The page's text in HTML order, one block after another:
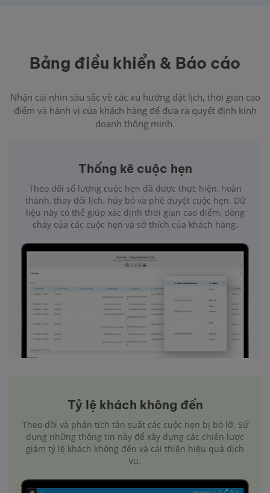
Bảng điều khiển & Báo cáo
Nhận cái nhìn sâu sắc về các xu hướng đặt lịch, thời gian cao
điểm và hành vi của khách hàng để đưa ra quyết định kinh
doanh thông minh.
Thống kê cuộc hẹn
Theo dõi số lượng cuộc hẹn đã được thực hiện, hoàn
thành, thay đổi lịch, hủy bỏ và phê duyệt cuộc hẹn. Dữ
liệu này có thể giúp xác định thời gian cao điểm, dòng
chảy của các cuộc hẹn và sở thích của khách hàng.
Tỷ lệ khách không đến
Theo dõi và phân tích tần suất các cuộc hẹn bị bỏ lỡ. Sử
dụng những thông tin này để xây dựng các chiến lược
giảm tỷ lệ khách không đến và cải thiện hiệu quả dịch
vụ.